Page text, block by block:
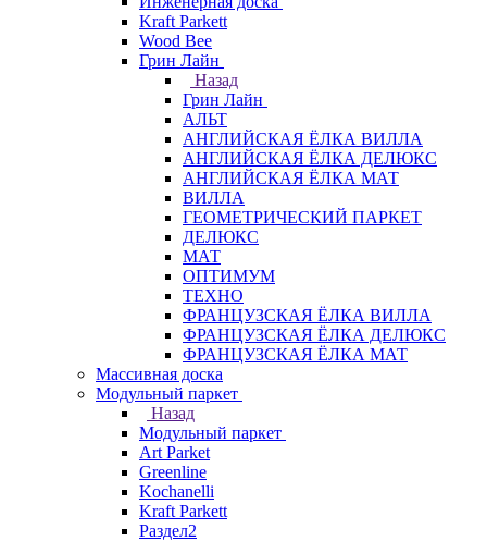
Kraft Parkett
Wood Bee
Грин Лайн
Назад
Грин Лайн
АЛЬТ
АНГЛИЙСКАЯ ЁЛКА ВИЛЛА
АНГЛИЙСКАЯ ЁЛКА ДЕЛЮКС
АНГЛИЙСКАЯ ЁЛКА МАТ
ВИЛЛА
ГЕОМЕТРИЧЕСКИЙ ПАРКЕТ
ДЕЛЮКС
МАТ
ОПТИМУМ
ТЕХНО
ФРАНЦУЗСКАЯ ЁЛКА ВИЛЛА
ФРАНЦУЗСКАЯ ЁЛКА ДЕЛЮКС
ФРАНЦУЗСКАЯ ЁЛКА МАТ
Массивная доска
Модульный паркет
Назад
Модульный паркет
Art Parket
Greenline
Kochanelli
Kraft Parkett
Раздел2